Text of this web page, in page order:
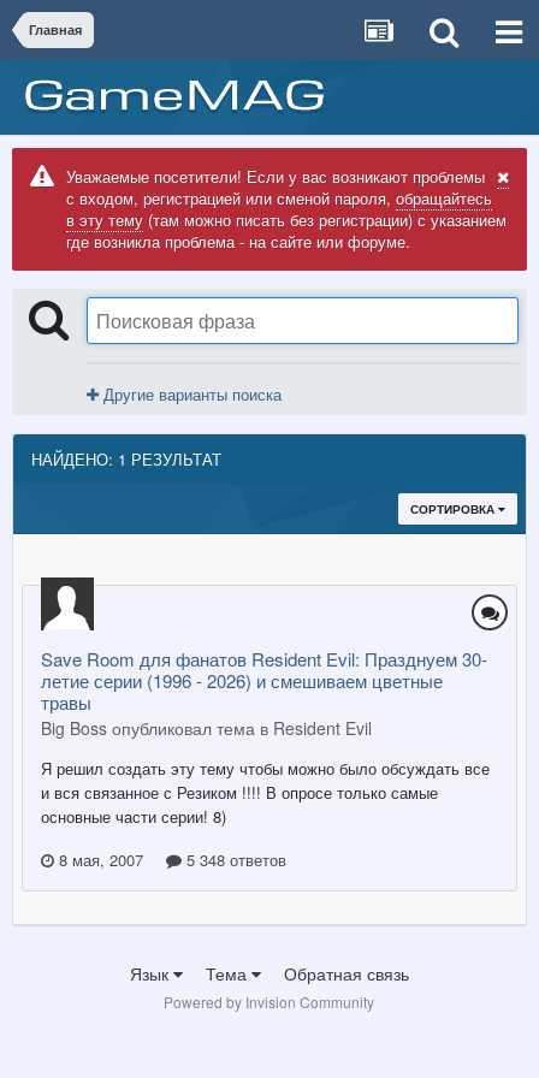
Главная
Уважаемые посетители! Если у вас возникают проблемы
с входом, регистрацией или сменой пароля, обращайтесь
в эту тему (там можно писать без регистрации) с указанием
где возникла проблема - на сайте или форуме.
Другие варианты поиска
НАЙДЕНО: 1 РЕЗУЛЬТАТ
СОРТИРОВКА
Save Room для фанатов Resident Evil: Празднуем 30-
летие серии (1996 - 2026) и смешиваем цветные
травы
Big Boss опубликовал тема в Resident Evil
Я решил создать эту тему чтобы можно было обсуждать все
и вся связанное с Резиком !!!! В опросе только самые
основные части серии! 8)
8 мая, 2007
5 348 ответов
Язык Тема Обратная связь
Powered by Invision Community